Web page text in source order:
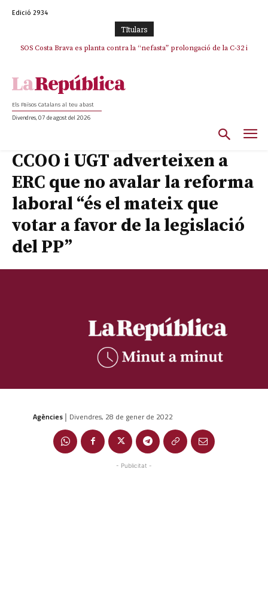
Edició 2934
TItulars
SOS Costa Brava es planta contra la “nefasta” prolongació de la C-32 i
Els Països Catalans al teu abast
Divendres, 07 de agost del 2026
CCOO i UGT adverteixen a
ERC que no avalar la reforma
laboral “és el mateix que
votar a favor de la legislació
del PP”
Agències | Divendres, 28 de gener de 2022
- Publicitat -